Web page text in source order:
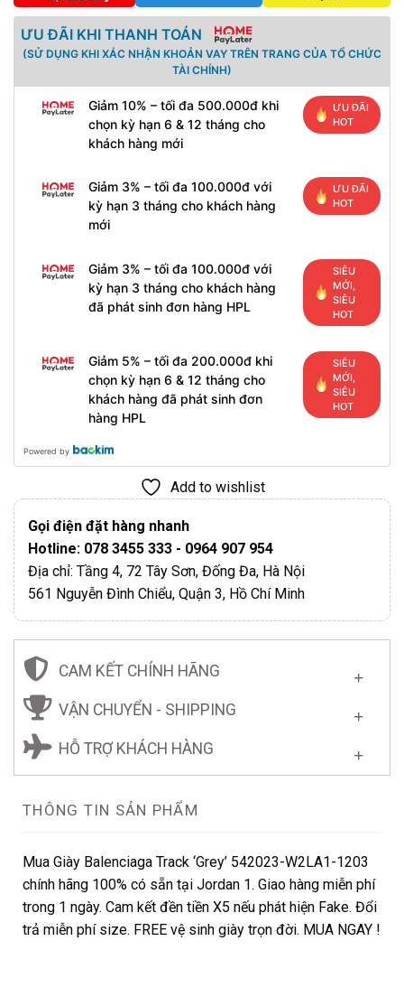
ƯU ĐÃI KHI THANH TOÁN
(SỬ DỤNG KHI XÁC NHẬN KHOẢN VAY TRÊN TRANG CỦA TỔ CHỨC
TÀI CHÍNH)
Giảm 10% – tối đa 500.000đ khi
chọn kỳ hạn 6 & 12 tháng cho
khách hàng mới
ƯU ĐÃI
HOT
Giảm 3% – tối đa 100.000đ với
kỳ hạn 3 tháng cho khách hàng
mới
ƯU ĐÃI
HOT
Giảm 3% – tối đa 100.000đ với
kỳ hạn 3 tháng cho khách hàng
đã phát sinh đơn hàng HPL
SIÊU
MỚI,
SIÊU
HOT
Giảm 5% – tối đa 200.000đ khi
chọn kỳ hạn 6 & 12 tháng cho
khách hàng đã phát sinh đơn
hàng HPL
SIÊU
MỚI,
SIÊU
HOT
Powered by
Add to wishlist
Gọi điện đặt hàng nhanh
Hotline: 078 3455 333 - 0964 907 954
Địa chỉ: Tầng 4, 72 Tây Sơn, Đống Đa, Hà Nội
561 Nguyễn Đình Chiểu, Quận 3, Hồ Chí Minh
CAM KẾT CHÍNH HÃNG
VẬN CHUYỂN - SHIPPING
HỖ TRỢ KHÁCH HÀNG
THÔNG TIN SẢN PHẨM
Mua Giày Balenciaga Track ‘Grey’ 542023-W2LA1-1203
chính hãng 100% có sẵn tại Jordan 1. Giao hàng miễn phí
trong 1 ngày. Cam kết đền tiền X5 nếu phát hiện Fake. Đổi
trả miễn phí size. FREE vệ sinh giày trọn đời. MUA NGAY !